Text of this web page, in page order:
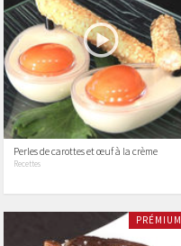
Perles de carottes et œuf à la crème
Recettes
PRÉMIUM